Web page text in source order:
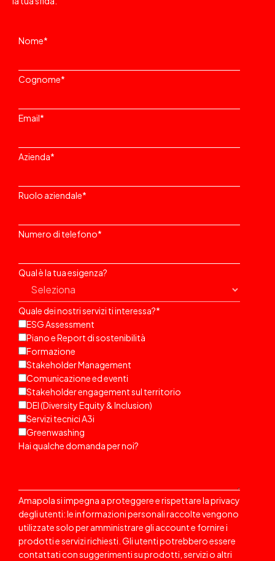
Nome*
Cognome*
Email*
Azienda*
Ruolo aziendale*
Numero di telefono*
Qual è la tua esigenza?
Quale dei nostri servizi ti interessa?*
ESG Assessment
Piano e Report di sostenibilità
Formazione
Stakeholder Management
Comunicazione ed eventi
Stakeholder engagement sul territorio
DEI (Diversity Equity & Inclusion)
Servizi tecnici A3i
Greenwashing
Hai qualche domanda per noi?
Amapola si impegna a proteggere e rispettare la privacy
degli utenti: le informazioni personali raccolte vengono
utilizzate solo per amministrare gli account e fornire i
prodotti e servizi richiesti. Gli utenti potrebbero essere
contattaticon suggerimenti su prodotti, servizi o altri